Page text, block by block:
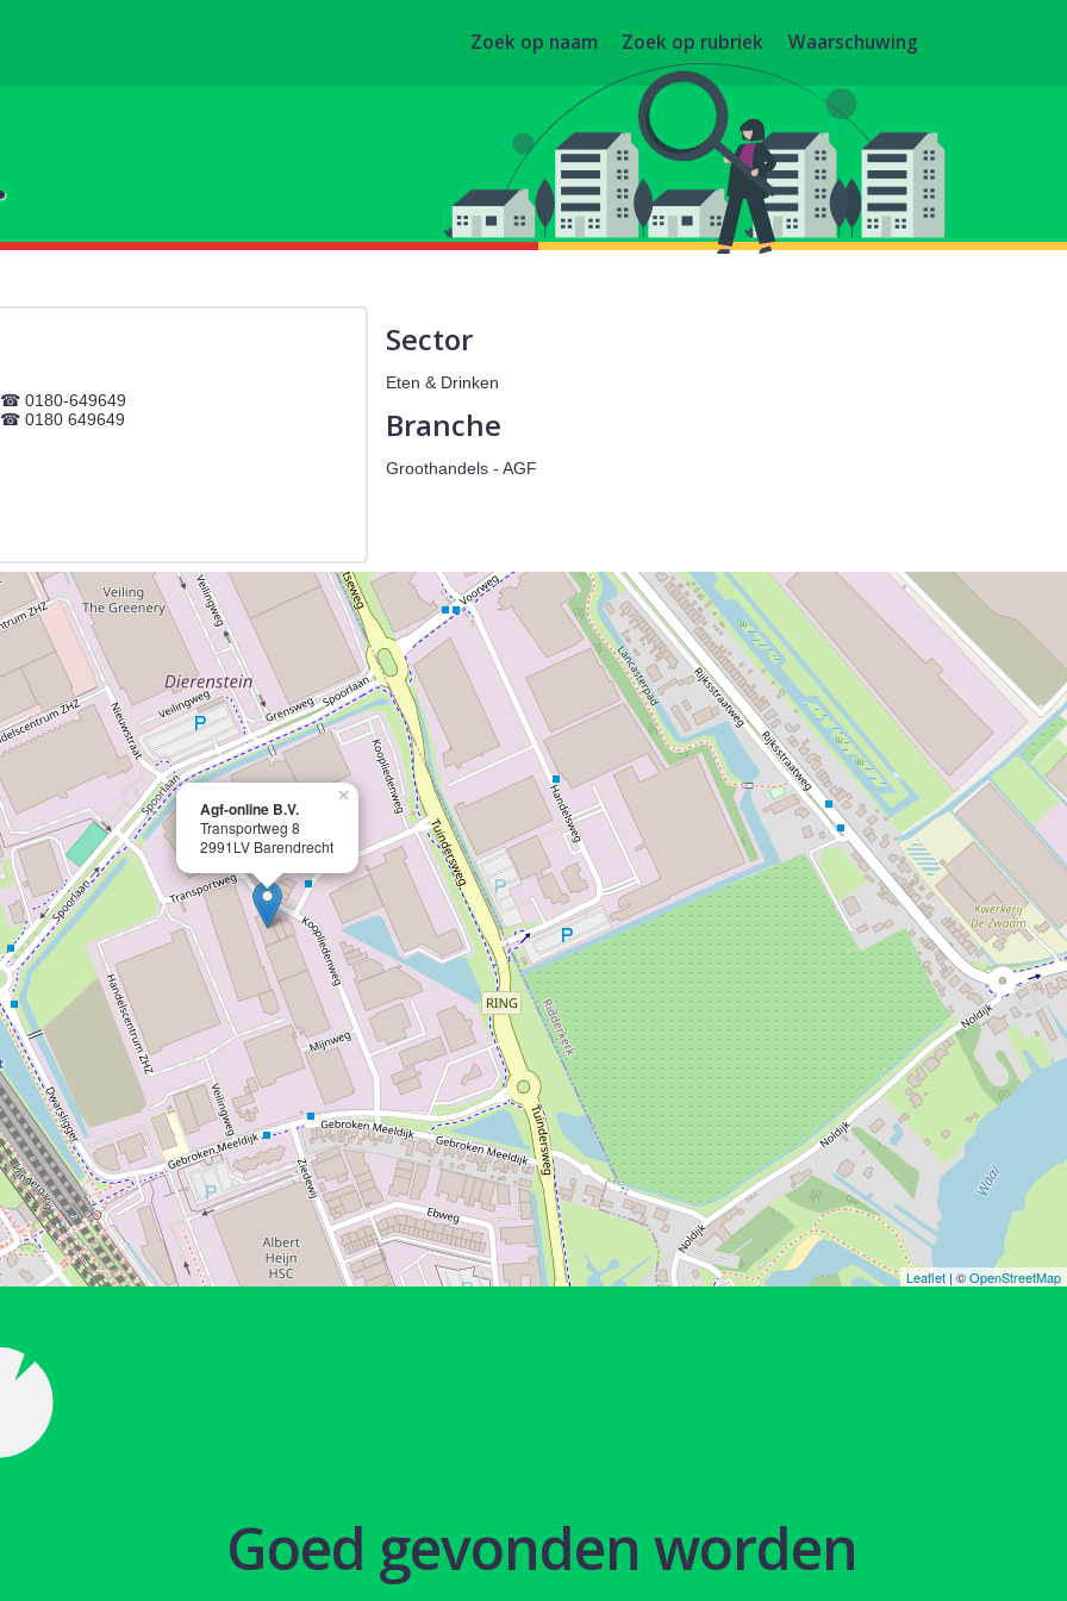
Zoek op naam Zoek op rubriek Waarschuwing
0180-649649
0180 649649
Sector
Eten & Drinken
Branche
Groothandels - AGF
Agf-online B.V.
Transportweg 8
2991LV Barendrecht
×
Leaflet | ©OpenStreetMap
Goed gevonden worden